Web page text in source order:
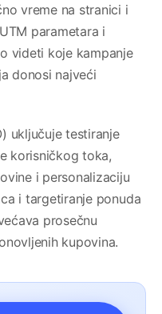
vreme na stranici i
parametara i
videti koje kampanje
donosi najveći
uključuje testiranje
korisničkog toka,
i personalizaciju
i targetiranje ponuda
prosečnu
kupovina.